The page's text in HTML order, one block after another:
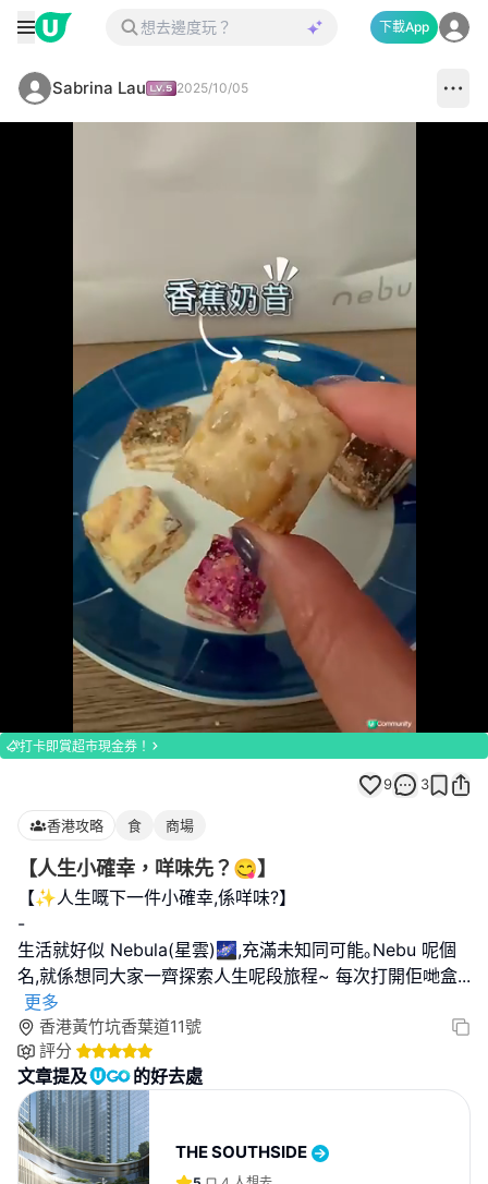
下載App
Sabrina Lau 2025/10/05
Loaded
:
100.00%
打卡即賞超市現金券！
9 3
香港攻略 食 商場
【人生小確幸，咩味先？😋】
【✨人生嘅下一件小確幸,係咩味?】
-
生活就好似 Nebula(星雲)🌌,充滿未知同可能｡Nebu 呢個
名,就係想同大家一齊探索人生呢段旅程~ 每次打開佢哋盒...
更多
香港黃竹坑香葉道11號
評分
文章提及 的好去處
THE SOUTHSIDE